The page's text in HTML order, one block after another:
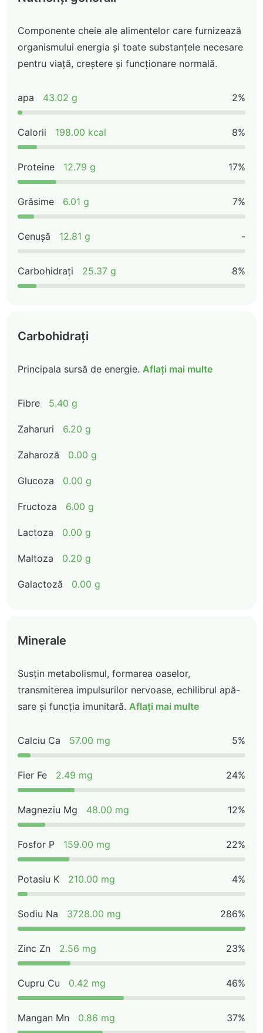
Componente cheie ale alimentelor care furnizează
organismului energia și toate substanțele necesare
pentru viață, creștere și funcționare normală.
apa 43.02 g 2%
Calorii 198.00 kcal 8%
Proteine 12.79 g 17%
Grăsime 6.01 g 7%
Cenușă 12.81 g -
Carbohidrați 25.37 g 8%
Carbohidrați
Principala sursă de energie. Aflați mai multe
Fibre 5.40 g
Zaharuri 6.20 g
Zaharoză 0.00 g
Glucoza 0.00 g
Fructoza 6.00 g
Lactoza 0.00 g
Maltoza 0.20 g
Galactoză 0.00 g
Minerale
Susțin metabolismul, formarea oaselor,
transmiterea impulsurilor nervoase, echilibrul apă-
sare și funcția imunitară. Aflați mai multe
Calciu Ca 57.00 mg 5%
Fier Fe 2.49 mg 24%
Magneziu Mg 48.00 mg 12%
Fosfor P 159.00 mg 22%
Potasiu K 210.00 mg 4%
Sodiu Na 3728.00 mg 286%
Zinc Zn 2.56 mg 23%
Cupru Cu 0.42 mg 46%
Mangan Mn 0.86 mg 37%